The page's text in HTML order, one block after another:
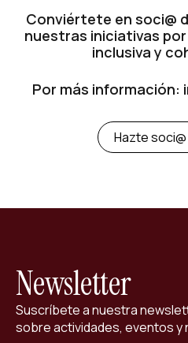
Conviértete en soci@
nuestras iniciativas
inclusiva y
Por más información:
Hazte
Newsletter
Suscríbete a nuestra
sobre actividades, eventos y